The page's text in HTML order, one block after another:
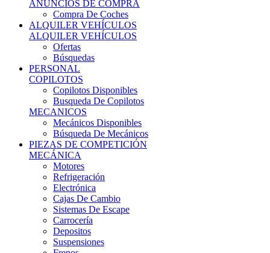
ANUNCIOS DE COMPRA
Compra De Coches
ALQUILER VEHÍCULOS
ALQUILER VEHÍCULOS
Ofertas
Búsquedas
PERSONAL
COPILOTOS
Copilotos Disponibles
Busqueda De Copilotos
MECANICOS
Mecánicos Disponibles
Búsqueda De Mecánicos
PIEZAS DE COMPETICIÓN
MECÁNICA
Motores
Refrigeración
Electrónica
Cajas De Cambio
Sistemas De Escape
Carrocería
Depositos
Suspensiones